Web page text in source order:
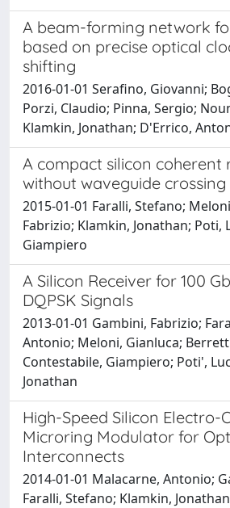
A beam-forming network
based on precise optical
shifting
2016-01-01 Serafino, Giovanni;
Porzi, Claudio; Pinna, Sergio;
Klamkin, Jonathan; D'Errico,
A compact silicon coherent
without waveguide crossing
2015-01-01 Faralli, Stefano;
Fabrizio; Klamkin, Jonathan; Poti,
Giampiero
A Silicon Receiver for 100
DQPSK Signals
2013-01-01 Gambini, Fabrizio;
Antonio; Meloni, Gianluca;
Contestabile, Giampiero; Poti',
Jonathan
High-Speed Silicon Electro-
Microring Modulator for
Interconnects
2014-01-01 Malacarne, Antonio;
Faralli, Stefano; Klamkin,